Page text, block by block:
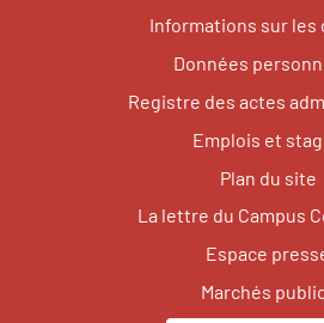
Informations sur les
Données
Registre des actes
Emplois et
Plan du site
La lettre du Campus
Espace
Marchés